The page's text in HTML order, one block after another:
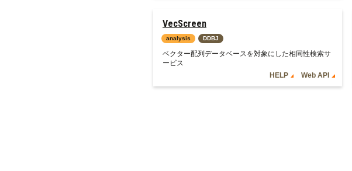
VecScreen
analysis DDBJ
ベクター配列データベースを対象にした相同性検索サ
ービス
HELP
Web API